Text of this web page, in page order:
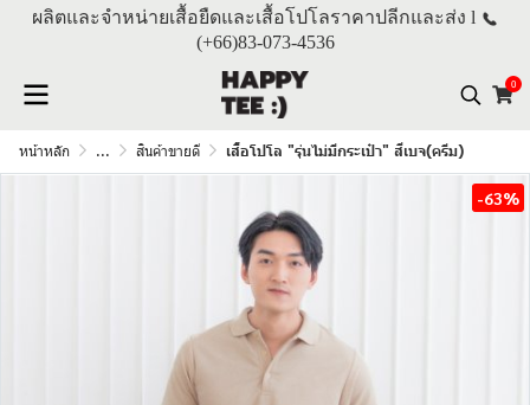
ผลิตและจำหน่ายเสื้อยืดและเสื้อโปโลราคาปลีกและส่ง l
(+66)83-073-4536
0
หน้าหลัก ... สินค้าขายดี เสื้อโปโล "รุ่นไม่มีกระเป๋า" สีเบจ(ครีม)
-63%